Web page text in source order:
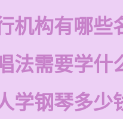
机构有哪些
法需要学什
学钢琴多少